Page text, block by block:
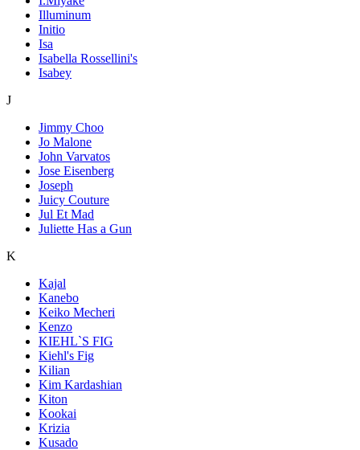
Illuminum
Initio
Isa
Isabella Rossellini's
Isabey
J
Jimmy Choo
Jo Malone
John Varvatos
Jose Eisenberg
Joseph
Juicy Couture
Jul Et Mad
Juliette Has a Gun
K
Kajal
Kanebo
Keiko Mecheri
Kenzo
KIEHL`S FIG
Kiehl's Fig
Kilian
Kim Kardashian
Kiton
Kookai
Krizia
Kusado